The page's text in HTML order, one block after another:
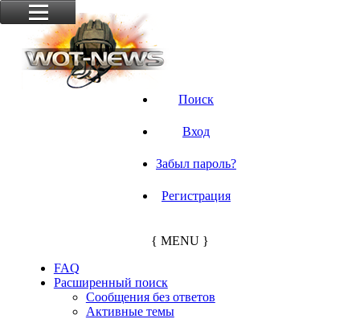
Поиск
Вход
Забыл пароль?
Регистрация
{ MENU }
FAQ
Расширенный поиск
Сообщения без ответов
Активные темы